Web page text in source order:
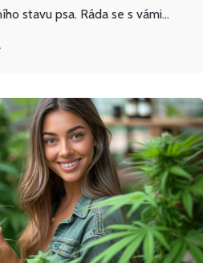
stavu psa. Ráda se s vámi